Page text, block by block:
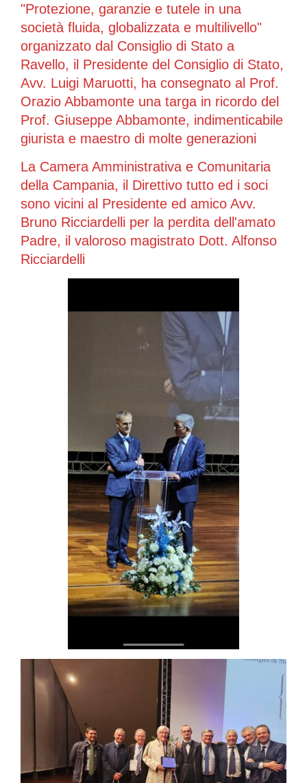
"Protezione, garanzie e tutele in una
società fluida, globalizzata e multilivello"
organizzato dal Consiglio di Stato a
Ravello, il Presidente del Consiglio di Stato,
Avv. Luigi Maruotti, ha consegnato al Prof.
Orazio Abbamonte una targa in ricordo del
Prof. Giuseppe Abbamonte, indimenticabile
giurista e maestro di molte generazioni
La Camera Amministrativa e Comunitaria
della Campania, il Direttivo tutto ed i soci
sono vicini al Presidente ed amico Avv.
Bruno Ricciardelli per la perdita dell'amato
Padre, il valoroso magistrato Dott. Alfonso
Ricciardelli